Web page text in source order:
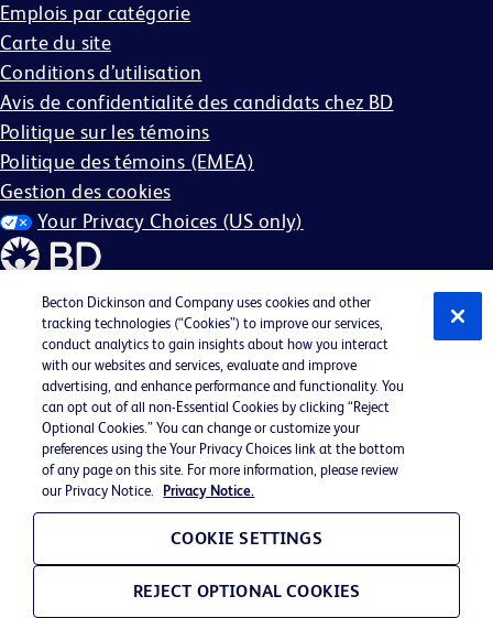
Emplois par catégorie
Carte du site
Conditions d’utilisation
Avis de confidentialité des candidats chez BD
Politique sur les témoins
Politique des témoins (EMEA)
Gestion des cookies
Your Privacy Choices (US only)
©2026 BD. Tous droits réservés. BD et le logo BD sont des
marques commerciales de Becton, Dickinson and
Company. Toutes les autres marques commerciales sont la
propriété de leurs détenteurs respectifs.
Peut ne pas s'appliquer dans votre région
BD EEO Statement
Affiche de participation à E-Verify
Becton Dickinson and Company uses cookies and other
tracking technologies (“Cookies”) to improve our services,
conduct analytics to gain insights about how you interact
with our websites and services, evaluate and improve
advertising, and enhance performance and functionality. You
can opt out of all non-Essential Cookies by clicking “Reject
Optional Cookies.” You can change or customize your
preferences using the Your Privacy Choices link at the bottom
of any page on this site. For more information, please review
our Privacy Notice.
Privacy Notice.
COOKIE SETTINGS
REJECT OPTIONAL COOKIES